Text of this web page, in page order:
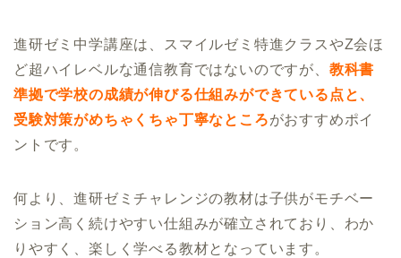
進研ゼミ中学講座は、スマイルゼミ特進クラスやZ会ほ
ど超ハイレベルな通信教育ではないのですが、 教科書
準拠で学校の成績が伸びる仕組みができている点と、
受験対策がめちゃくちゃ丁寧なところがおすすめポイ
ントです。
何より、進研ゼミチャレンジの教材は子供がモチベー
ション高く続けやすい仕組みが確立されており、わか
りやすく、楽しく学べる教材となっています。